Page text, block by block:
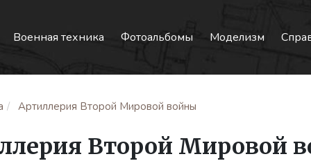
Военная техника Фотоальбомы Моделизм
Артиллерия Второй Мировой войны
Второй Мировой